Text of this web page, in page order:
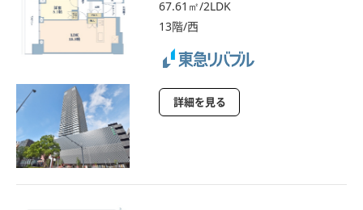
67.61㎡/2LDK
13階/西
詳細を見る